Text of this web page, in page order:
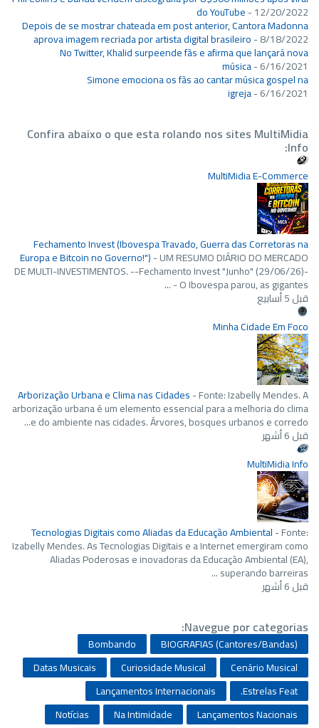
do YouTube- 12/20/2022
Depois de se mostrar chateada em post anterior, Cantora Madonna
aprova imagem recriada por artista digital brasileiro- 8/18/2022
No Twitter, Khalid surpeende fãs e afirma que lançará nova
música- 6/16/2021
Simone emociona os fãs ao cantar música gospel na
igreja- 6/16/2021
Confira abaixo o que esta rolando nos sites MultiMidia
Info:
MultiMidia E-Commerce
Fechamento Invest (Ibovespa Travado, Guerra das Corretoras na
Europa e Bitcoin no Governo!")-UM RESUMO DIÁRIO DO MERCADO
DE MULTI-INVESTIMENTOS. --Fechamento Invest "Junho" (29/06/26)-
- ​ O Ibovespa parou, as gigantes ...
قبل 5 أسابيع
Minha Cidade Em Foco
Arborização Urbana e Clima nas Cidades-Fonte: Izabelly Mendes. A
arborização urbana é um elemento essencial para a melhoria do clima
e do ambiente nas cidades. Árvores, bosques urbanos e corredo...
قبل 6 أشهر
MultiMidia Info
Tecnologias Digitais como Aliadas da Educação Ambiental-Fonte:
Izabelly Mendes. As Tecnologias Digitais e a Internet emergiram como
Aliadas Poderosas e inovadoras da Educação Ambiental (EA),
superando barreiras ...
قبل 6 أشهر
Navegue por categorias:
BIOGRAFIAS (Cantores/Bandas)
Bombando
Cenário Musical
Curiosidade Musical
Datas Musicais
Estrelas Feat.
Lançamentos Internacionais
Lançamentos Nacionais
Na Intimidade
Notícias